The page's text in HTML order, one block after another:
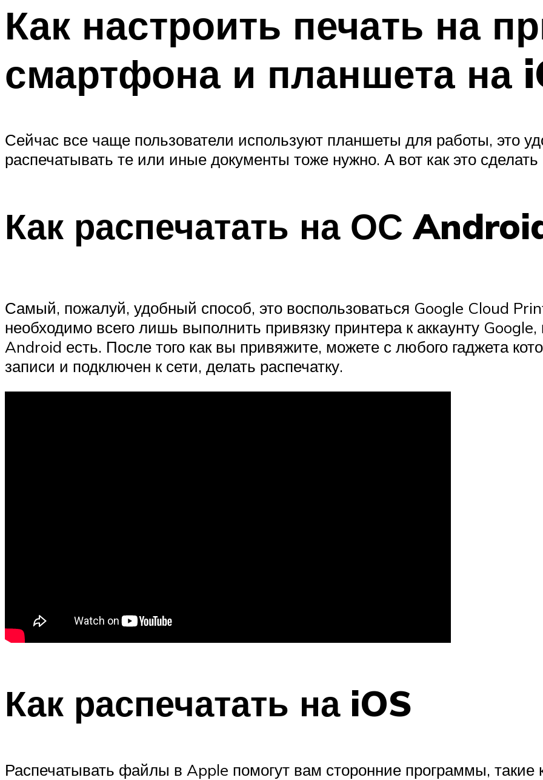
Как настроить печать на
смартфона и планшета на
Сейчас все чаще пользователи используют планшеты для работы, это
распечатывать те или иные документы тоже нужно. А вот как это
Как распечатать на ОС
Самый, пожалуй, удобный способ, это воспользоваться Google Cloud
необходимо всего лишь выполнить привязку принтера к аккаунту Google,
Android есть. После того как вы привяжите, можете с любого гаджета
записи и подключен к сети, делать распечатку.
Как распечатать на iOS
Распечатывать файлы в Apple помогут вам сторонние программы, такие